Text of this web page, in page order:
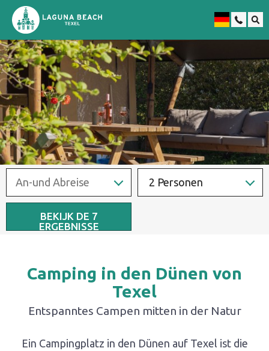
2 Personen
BEKIJK DE 7
ERGEBNISSE
Camping in den Dünen von
Texel
Entspanntes Campen mitten in der Natur
Ein Campingplatz in den Dünen auf Texel ist die